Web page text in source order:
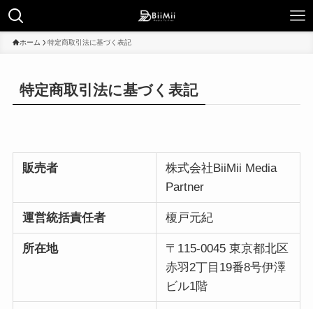
ホーム 特定商取引法に基づく表記
特定商取引法に基づく表記
販売者
株式会社BiiMii Media
Partner
運営統括責任者 榎戸元紀
所在地
〒115-0045 東京都北区
赤羽2丁目19番8号伊澤
ビル1階